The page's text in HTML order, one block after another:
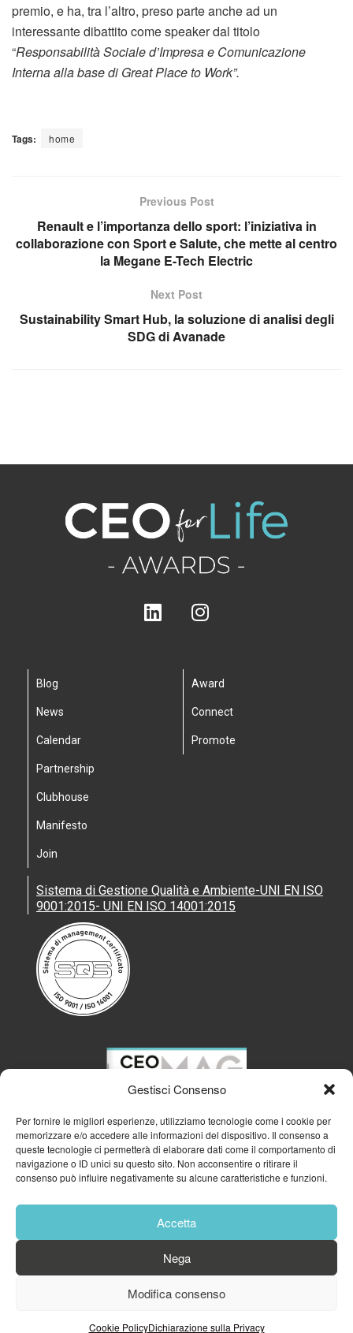
Gestisci Consenso
Per fornire le migliori esperienze, utilizziamo tecnologie come i cookie per
memorizzare e/o accedere alle informazioni del dispositivo. Il consenso a
queste tecnologie ci permetterà di elaborare dati come il comportamento di
navigazione o ID unici su questo sito. Non acconsentire o ritirare il
consenso può influire negativamente su alcune caratteristiche e funzioni.
Accetta
Nega
Modifica consenso
Cookie PolicyDichiarazione sulla Privacy
premio, e ha, tra l’altro, preso parte anche ad un
interessante dibattito come speaker dal titolo
“Responsabilità Sociale d’Impresa e Comunicazione
Interna alla base di Great Place to Work”.
Tags: home
Previous Post
Renault e l’importanza dello sport: l’iniziativa in
collaborazione con Sport e Salute, che mette al centro
la Megane E-Tech Electric
Next Post
Sustainability Smart Hub, la soluzione di analisi degli
SDG di Avanade
Blog
News
Calendar
Partnership
Clubhouse
Manifesto
Join
Award
Connect
Promote
Sistema di Gestione Qualità e Ambiente-UNI EN ISO
9001:2015- UNI EN ISO 14001:2015
GFA GENERAL MANAGEMENT S.R.L.
Cookie Policy Privacy Policy